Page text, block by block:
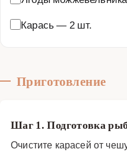
Карась — 2 шт.
Приготовление
Шаг 1. Подготовка
Очистите карасей от